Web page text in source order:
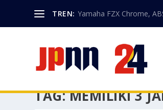
TREN: Yamaha FZX Chrome,
TAG:MEMILIKI 3